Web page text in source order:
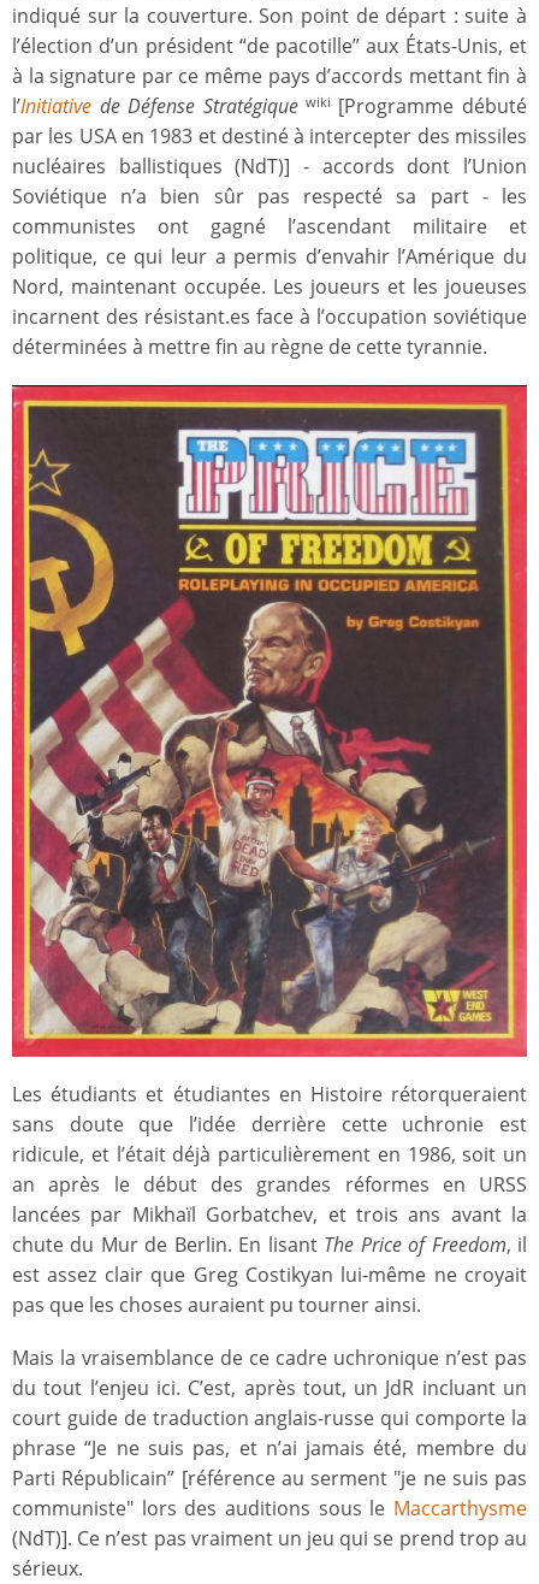
indiqué sur la couverture. Son point de départ : suite à
l’élection d’un président “de pacotille” aux États-Unis, et
à la signature par ce même pays d’accords mettant fin à
l’Initiative de Défense Stratégique wiki [Programme débuté
par les USA en 1983 et destiné à intercepter des missiles
nucléaires ballistiques (NdT)] - accords dont l’Union
Soviétique n’a bien sûr pas respecté sa part - les
communistes ont gagné l’ascendant militaire et
politique, ce qui leur a permis d’envahir l’Amérique du
Nord, maintenant occupée. Les joueurs et les joueuses
incarnent des résistant.es face à l’occupation soviétique
déterminées à mettre fin au règne de cette tyrannie.
Les étudiants et étudiantes en Histoire rétorqueraient
sans doute que l’idée derrière cette uchronie est
ridicule, et l’était déjà particulièrement en 1986, soit un
an après le début des grandes réformes en URSS
lancées par Mikhaïl Gorbatchev, et trois ans avant la
chute du Mur de Berlin. En lisant The Price of Freedom, il
est assez clair que Greg Costikyan lui-même ne croyait
pas que les choses auraient pu tourner ainsi.
Mais la vraisemblance de ce cadre uchronique n’est pas
du tout l’enjeu ici. C’est, après tout, un JdR incluant un
court guide de traduction anglais-russe qui comporte la
phrase “Je ne suis pas, et n’ai jamais été, membre du
Parti Républicain” [référence au serment "je ne suis pas
communiste" lors des auditions sous le Maccarthysme
(NdT)]. Ce n’est pas vraiment un jeu qui se prend trop au
sérieux.